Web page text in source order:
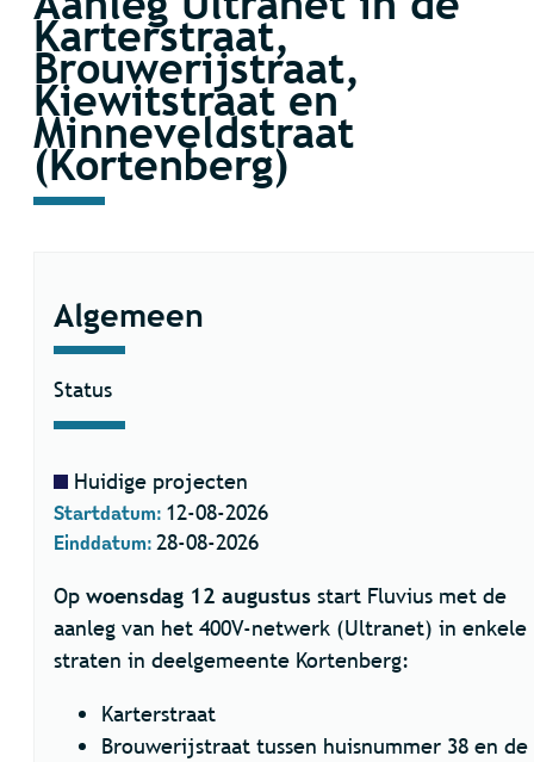
Karterstraat,
Brouwerijstraat,
Kiewitstraat en
Minneveldstraat
(Kortenberg)
Algemeen
Status
Huidige projecten
Startdatum: 12-08-2026
Einddatum:28-08-2026
Op woensdag 12 augustus start Fluvius met de
aanleg van het 400V-netwerk (Ultranet) in enkele
straten in deelgemeente Kortenberg:
Karterstraat
Brouwerijstraat tussen huisnummer 38 en de